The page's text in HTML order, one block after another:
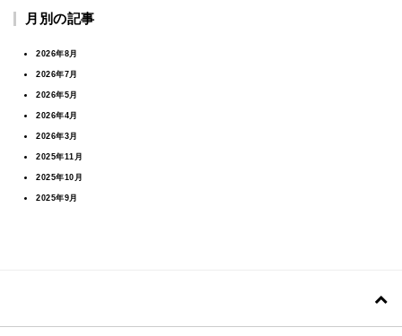
月別の記事
2026年8月
2026年7月
2026年5月
2026年4月
2026年3月
2025年11月
2025年10月
2025年9月